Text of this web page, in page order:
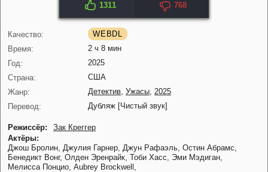
IMDB: 7.4 KP: 7.0
1311 768
Качество:
WEBDL
Время:
2 ч 8 мин
Год:
2025
Страна:
США
Жанр:
Детектив, Ужасы, 2025
Перевод:
Дубляж [Чистый звук]
Режиссёр:
Зак Креггер
Актёры:
Джош Бролин, Джулия Гарнер, Джун Рафаэль, Остин Абрамс,
Бенедикт Вонг, Олден Эренрайк, Тоби Хасс, Эми Мэдиган,
Мелисса Понцио, Aubrey Brockwell,